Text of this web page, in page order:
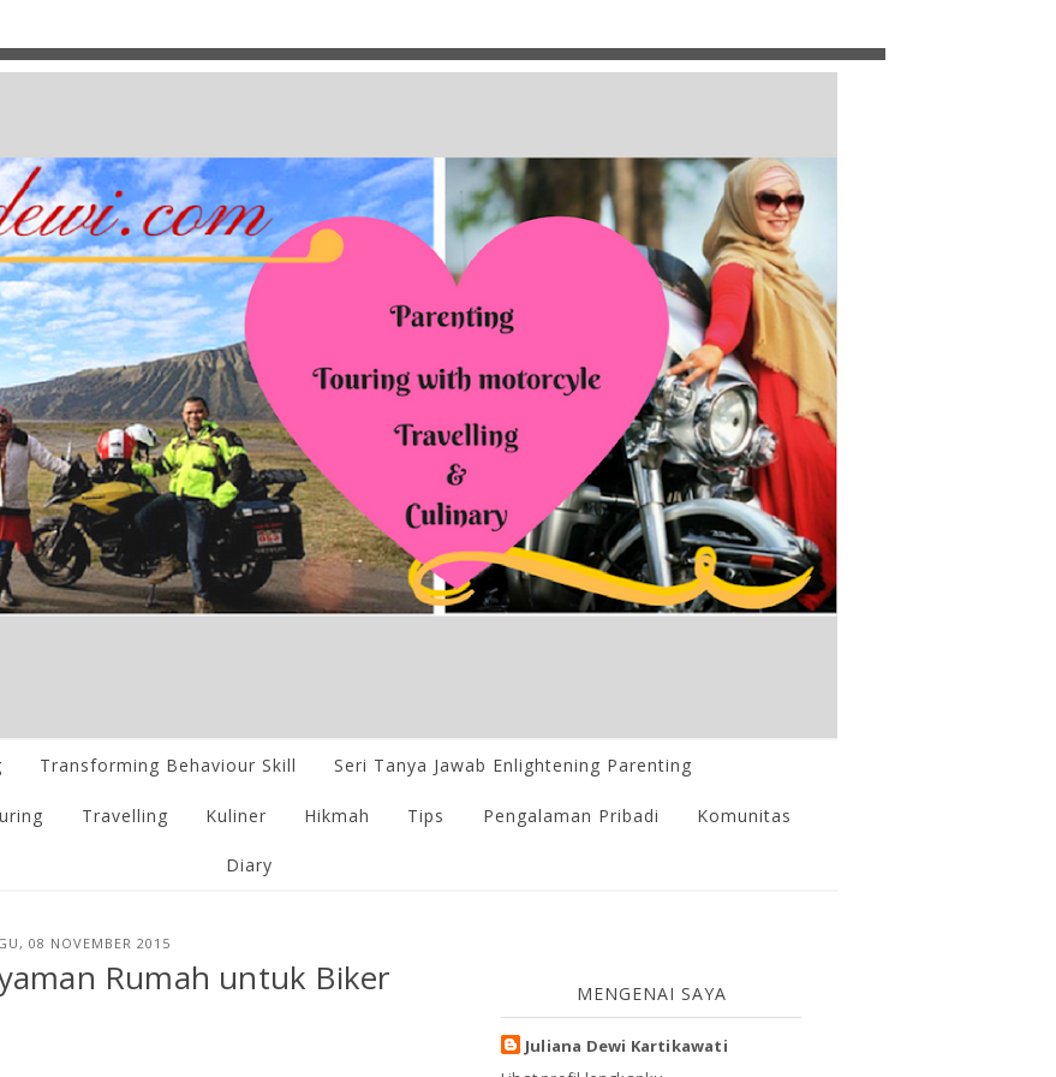
Transforming Behaviour Skill Seri Tanya Jawab Enlightening Parenting
Travelling Kuliner Hikmah Tips Pengalaman Pribadi Komunitas
Diary
08 NOVEMBER 2015
Rumah untuk Biker MENGENAI SAYA
Juliana Dewi Kartikawati